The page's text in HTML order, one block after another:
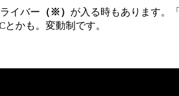
イバー （※） が入る時もあります。
かも。変動制です。